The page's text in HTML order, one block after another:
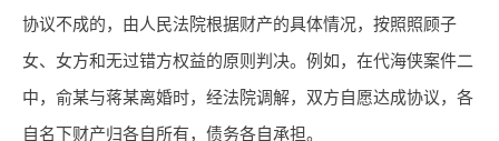
协议不成的，由人民法院根据财产的具体情况，按照照顾子
女、女方和无过错方权益的原则判决。例如，在代海侠案件二
中，俞某与蒋某离婚时，经法院调解，双方自愿达成协议，各
自名下财产归各自所有，债务各自承担。